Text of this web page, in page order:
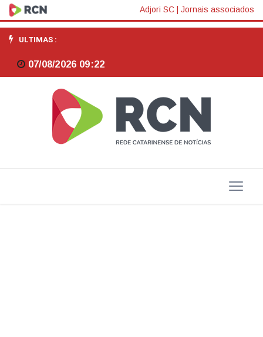
Marquito
propõe
audiência
pública
debater
melhorias
Adjori SC Jornais associados
ULTIMAS :
07/08/2026 09:22